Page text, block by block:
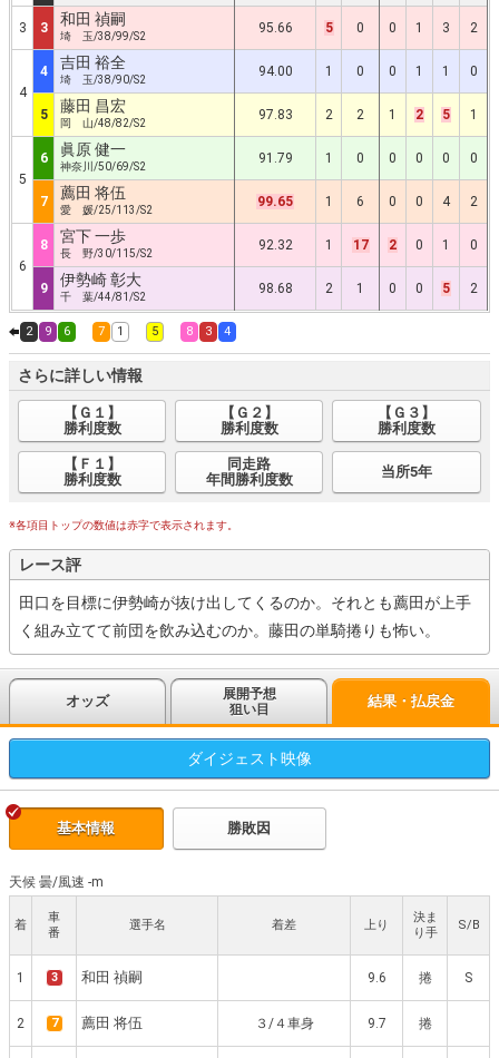
3 3 和田 禎嗣
埼 玉/38/99/S2
95.66 5 0 0 1 3 2
4
4 吉田 裕全
埼 玉/38/90/S2
94.00 1 0 0 1 1 0
5 藤田 昌宏
岡 山/48/82/S2
97.83 2 2 1 2 5 1
5
6 眞原 健一
神奈川/50/69/S2
91.79 1 0 0 0 0 0
7 薦田 将伍
愛 媛/25/113/S2
99.65 1 6 0 0 4 2
6
8 宮下 一歩
長 野/30/115/S2
92.32 1 17 2 0 1 0
9 伊勢崎 彰大
千 葉/44/81/S2
98.68 2 1 0 0 5 2
2 9 6 7 1 5 8 3 4
さらに詳しい情報
【Ｇ１】
勝利度数
【Ｇ２】
勝利度数
【Ｇ３】
勝利度数
【Ｆ１】
勝利度数
同走路
年間勝利度数
当所5年
※各項目トップの数値は赤字で表示されます。
レース評
田口を目標に伊勢崎が抜け出してくるのか。それとも薦田が上手
く組み立てて前団を飲み込むのか。藤田の単騎捲りも怖い。
オッズ
展開予想
狙い目
結果・払戻金
ダイジェスト映像
基本情報 勝敗因
天候 曇/風速 -m
着
車
番
選手名 着差 上り
決ま
り手
S/B
1 3 和田 禎嗣 9.6 捲 S
2 7 薦田 将伍 ３/４車身 9.7 捲